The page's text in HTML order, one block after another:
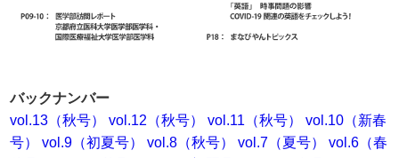
バックナンバー
vol.13（秋号）
vol.12（秋号） vol.11（秋号）
vol.10（新春
号）
vol.9（初夏号） vol.8（秋号） vol.7（夏号）
vol.6（春